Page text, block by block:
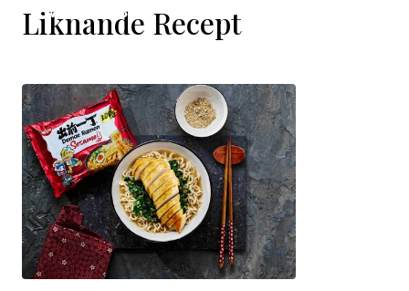
WHERE TO BUY
Liknande Recept